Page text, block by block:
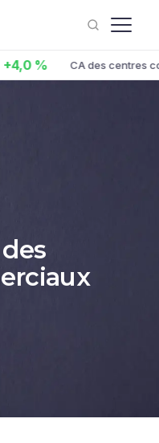
% CA des centres